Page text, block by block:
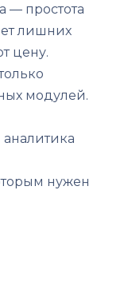
— простота
лишних
цену.
модулей.
нужен